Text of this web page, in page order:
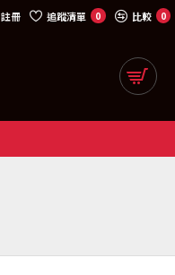
註冊 追蹤清單 0 比較 0